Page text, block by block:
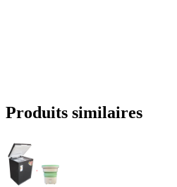
Produits similaires